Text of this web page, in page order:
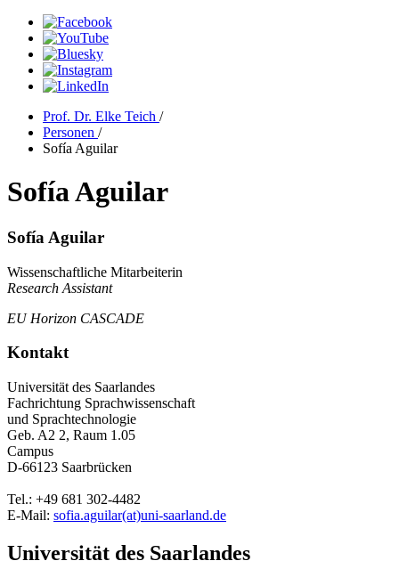
Prof. Dr. Elke Teich /
Personen /
Sofía Aguilar
Sofía Aguilar
Sofía Aguilar
Wissenschaftliche Mitarbeiterin
Research Assistant
EU Horizon CASCADE
Kontakt
Universität des Saarlandes
Fachrichtung Sprachwissenschaft
und Sprachtechnologie
Geb. A2 2, Raum 1.05
Campus
D-66123 Saarbrücken
Tel.: +49 681 302-4482
E-Mail: sofia.aguilar(at)uni-saarland.de
Universität des Saarlandes